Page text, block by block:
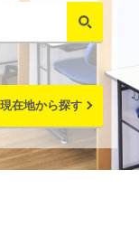
現在地から探す